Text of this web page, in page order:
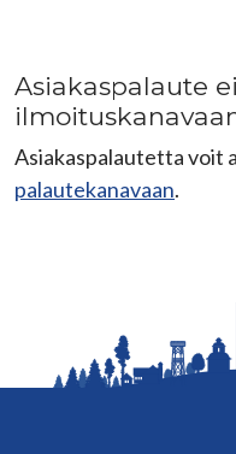
Asiakaspalaute
Asiakaspalautetta voit
palautekanavaan.